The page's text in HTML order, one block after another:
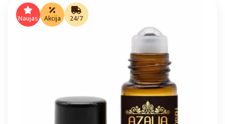
Naujas Akcija 24/7